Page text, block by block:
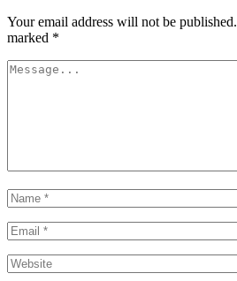
Your email address will not be published.
marked *